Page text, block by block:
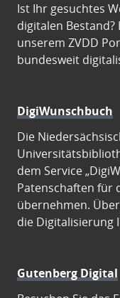
Ist Ihr gesuchtes
digitalen
unserem ZVDD
bundesweit
DigiWunschbuch
Die
dem Service
Patenschaften für
übernehmen.
die Digitalisierung
Gutenberg Digital